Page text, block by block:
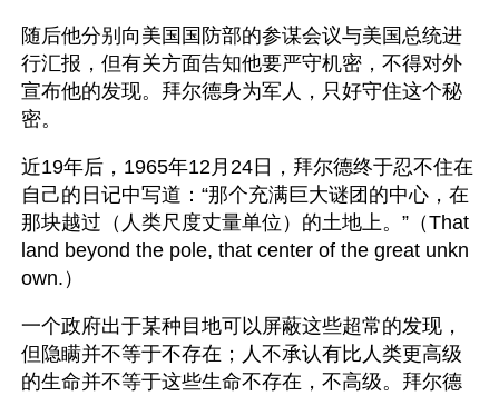
随后他分别向美国国防部的参谋会议与美国总统进
行汇报，但有关方面告知他要严守机密，不得对外
宣布他的发现。拜尔德身为军人，只好守住这个秘
密。
近19年后，1965年12月24日，拜尔德终于忍不住在
自己的日记中写道：“那个充满巨大谜团的中心，在
那块越过（人类尺度丈量单位）的土地上。”（That
land beyond the pole, that center of the great unkn
own.）
一个政府出于某种目地可以屏蔽这些超常的发现，
但隐瞒并不等于不存在；人不承认有比人类更高级
的生命并不等于这些生命不存在，不高级。拜尔德